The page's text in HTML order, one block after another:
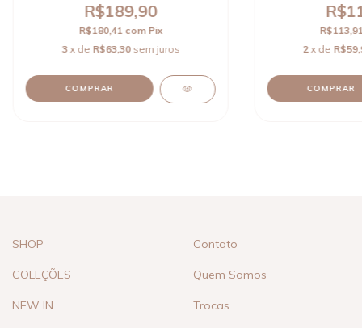
R$189,90
R$180,41 com Pix
3 x de R$63,30 sem juros
COMPRAR
2 x de
COMPRAR
SHOP
COLEÇÕES
NEW IN
Contato
Quem Somos
Trocas